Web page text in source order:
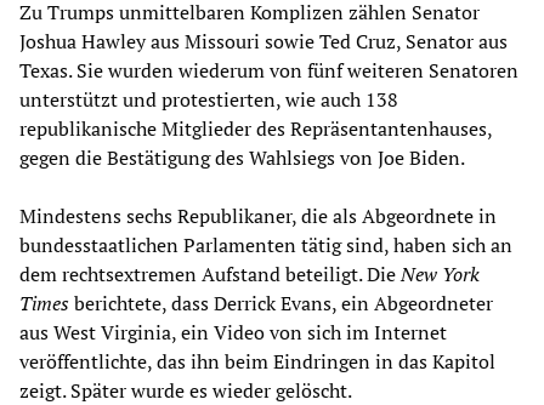
Zu Trumps unmittelbaren Komplizen zählen Senator
Joshua Hawley aus Missouri sowie Ted Cruz, Senator aus
Texas. Sie wurden wiederum von fünf weiteren Senatoren
unterstützt und protestierten, wie auch 138
republikanische Mitglieder des Repräsentantenhauses,
gegen die Bestätigung des Wahlsiegs von Joe Biden.
Mindestens sechs Republikaner, die als Abgeordnete in
bundesstaatlichen Parlamenten tätig sind, haben sich an
dem rechtsextremen Aufstand beteiligt. DieNew York
Timesberichtete, dass Derrick Evans, ein Abgeordneter
aus West Virginia, ein Video von sich im Internet
veröffentlichte, das ihn beim Eindringen in das Kapitol
zeigt. Später wurde es wieder gelöscht.